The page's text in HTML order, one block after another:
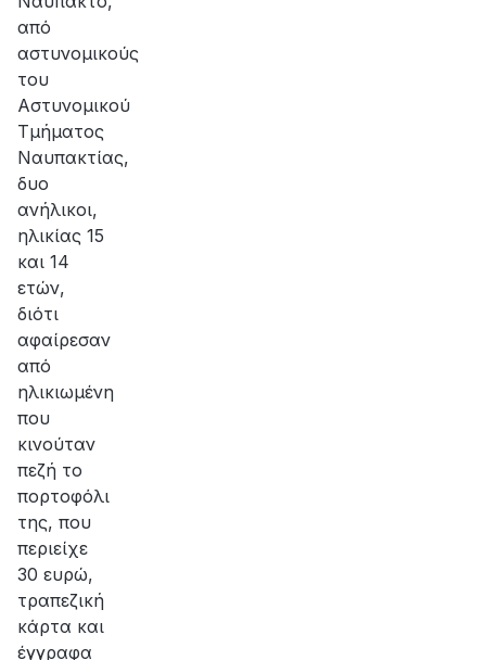
από
αστυνομικούς
του
Αστυνομικού
Τμήματος
Ναυπακτίας,
δυο
ανήλικοι,
ηλικίας 15
και 14
ετών,
διότι
αφαίρεσαν
από
ηλικιωμένη
που
κινούταν
πεζή το
πορτοφόλι
της, που
περιείχε
30 ευρώ,
τραπεζική
κάρτα και
έγγραφα